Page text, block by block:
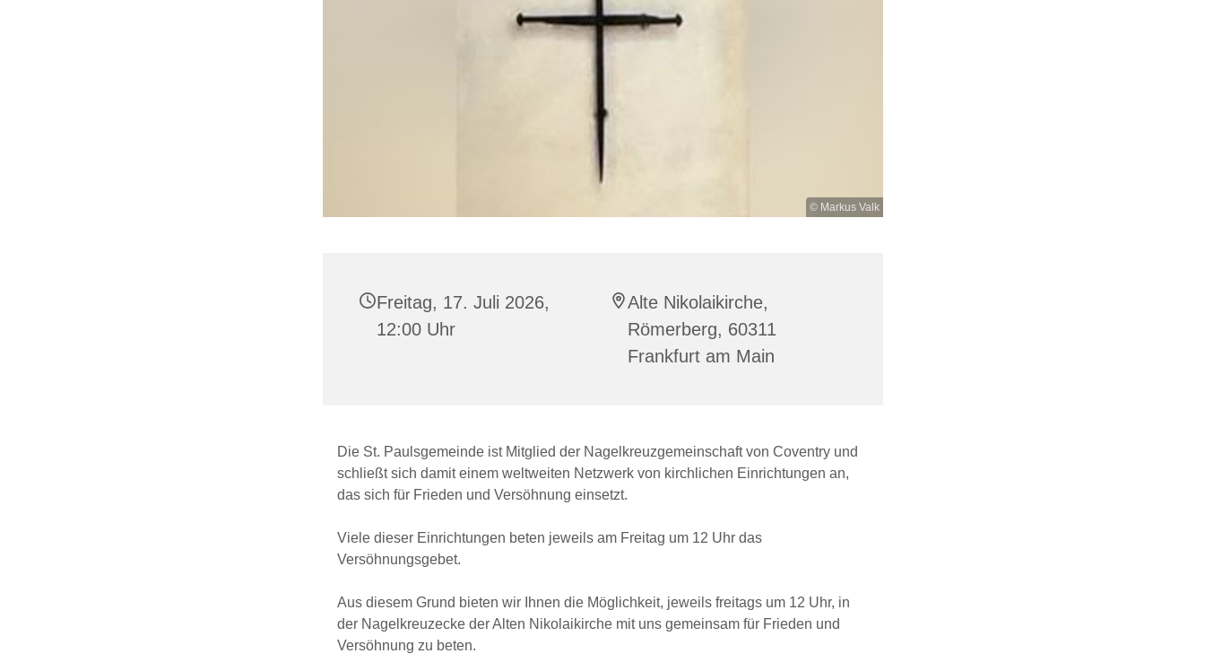
© Markus Valk
Freitag, 17. Juli 2026,
12:00 Uhr
Alte Nikolaikirche,
Römerberg, 60311
Frankfurt am Main
Die St. Paulsgemeinde ist Mitglied der Nagelkreuzgemeinschaft von Coventry und
schließt sich damit einem weltweiten Netzwerk von kirchlichen Einrichtungen an,
das sich für Frieden und Versöhnung einsetzt.
Viele dieser Einrichtungen beten jeweils am Freitag um 12 Uhr das
Versöhnungsgebet.
Aus diesem Grund bieten wir Ihnen die Möglichkeit, jeweils freitags um 12 Uhr, in
der Nagelkreuzecke der Alten Nikolaikirche mit uns gemeinsam für Frieden und
Versöhnung zu beten.